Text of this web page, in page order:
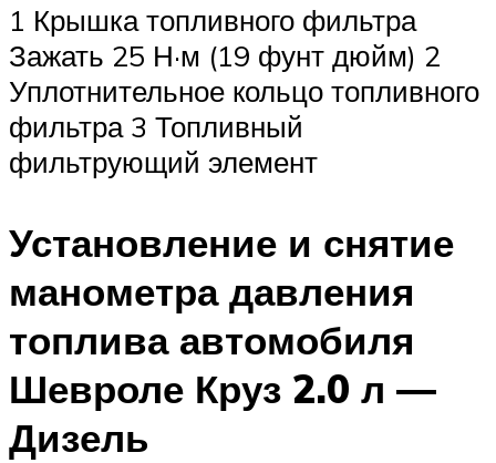
1 Крышка топливного фильтра
Зажать 25 Н·м (19 фунт дюйм) 2
Уплотнительное кольцо топливного
фильтра 3 Топливный
фильтрующий элемент
Установление и снятие
манометра давления
топлива автомобиля
Шевроле Круз 2.0 л —
Дизель